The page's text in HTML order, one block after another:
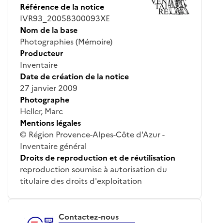
Référence de la notice
IVR93_20058300093XE
Nom de la base
Photographies (Mémoire)
Producteur
Inventaire
Date de création de la notice
27 janvier 2009
Photographe
Heller, Marc
Mentions légales
© Région Provence-Alpes-Côte d'Azur -
Inventaire général
Droits de reproduction et de réutilisation
reproduction soumise à autorisation du
titulaire des droits d'exploitation
Contactez-nous